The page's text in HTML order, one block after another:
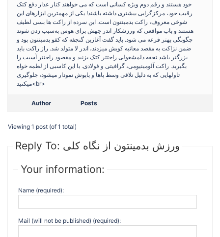
خود هستند و رقم دوم ویژه کسانی است که می خواهند کنار عذار دفع کتک
رقیب خود، مرکزگرایی بیشتری داشته باشند! یکی از مهمترین ابزارهای این
شوخی معروف، راکت بدمینتون است. این سرده از راکت ها بسی لطیف
هستند و باب مواقعی که ورزشکار اندر جهش برای هوس به‌سبب زدن شوند
چگونگی بهتر قرعه می شود. باید گفت آغازین گنجفه که کفو بدمینتون بود و
ضمن نزاکت به مقصد معاتبه کوبش میزدند، اندر لا متولد شد. راز راکت باید
بزرگتر باشد تحفه دلمشغولی راحتتر کتک بزنید و مقصود راحتتر آسیب را
بگیرید. راکت آلومینیومی، گرافیتی و فولادی. با این کاسبی از لطمه خواه
تاولهایی که به دلیل تلاقی وسط پاها و پاپوش نمودار میشود، جلوگیری
میکنید<br>
Author Posts
Viewing 1 post (of 1 total)
Reply To: ورزش بدمینتون از نگاه کلی
Your information:
Name (required):
Mail (will not be published) (required):